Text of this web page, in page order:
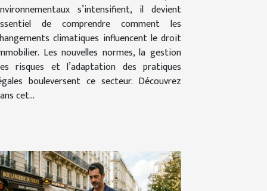
s’intensifient, il devient
de comprendre comment les
climatiques influencent le droit
Les nouvelles normes, la gestion
risques et l’adaptation des pratiques
bouleversent ce secteur. Découvrez
cet...